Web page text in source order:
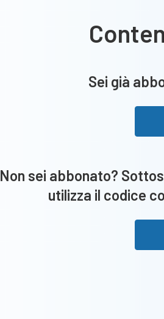
nella
Top11
Giovane
Sei già
Non sei abbonato?
utilizza il codice